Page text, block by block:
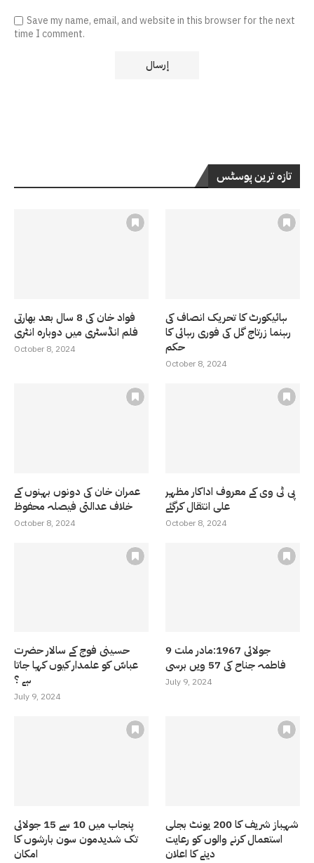
Save my name, email, and website in this browser for the next
time I comment.
تازہ ترین پوسٹس
فواد خان کی 8 سال بعد بھارتی
فلم انڈسٹری میں دوبارہ انٹری
October 8, 2024
ہائیکورٹ کا تحریک انصاف کی
رہنما زرتاج گل کی فوری رہائی کا
حکم
October 8, 2024
عمران خان کی دونوں بہنوں کے
خلاف عدالتی فیصلہ محفوظ
October 8, 2024
پی ٹی وی کے معروف اداکار مظہر
علی انتقال کرگئے
October 8, 2024
حسینی فوج کے سالار حضرت
عباسّ کو علمدار کیوں کہا جاتا
ہے ؟
July 9, 2024
9 جولائی 1967:مادر ملت
فاطمہ جناح کی 57 ویں برسی
July 9, 2024
پنجاب میں 10 سے 15 جولائی
تک شدیدمون سون بارشوں کا
امکان
شہباز شریف کا 200 یونٹ بجلی
استعمال کرنے والوں کو رعایت
دینے کا اعلان